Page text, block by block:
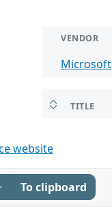
VENDOR
Microsoft
TITLE
website
To clipboard